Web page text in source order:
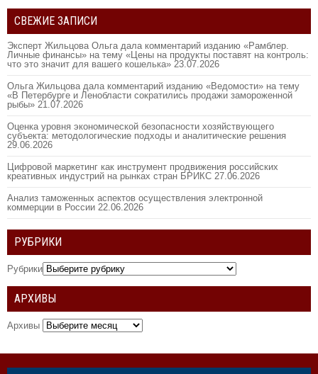
СВЕЖИЕ ЗАПИСИ
Эксперт Жильцова Ольга дала комментарий изданию «Рамблер.
Личные финансы» на тему «Цены на продукты поставят на контроль:
что это значит для вашего кошелька» 23.07.2026
Ольга Жильцова дала комментарий изданию «Ведомости» на тему
«В Петербурге и Ленобласти сократились продажи замороженной
рыбы» 21.07.2026
Оценка уровня экономической безопасности хозяйствующего
субъекта: методологические подходы и аналитические решения
29.06.2026
Цифровой маркетинг как инструмент продвижения российских
креативных индустрий на рынках стран БРИКС 27.06.2026
Анализ таможенных аспектов осуществления электронной
коммерции в России 22.06.2026
РУБРИКИ
Рубрики
АРХИВЫ
Архивы